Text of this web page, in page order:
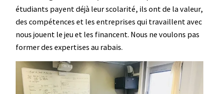
étudiants payent déjà leur scolarité, ils ont de la valeur,
des compétences et les entreprises qui travaillent avec
nous jouent le jeu et les financent. Nous ne voulons pas
former des expertises au rabais.